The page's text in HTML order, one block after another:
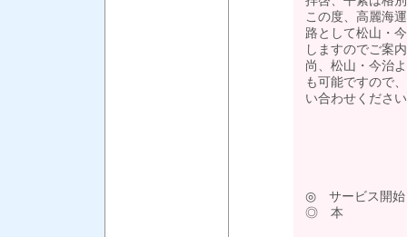
この度、高麗海
路として松山・
しますのでご案
尚、松山・今治
も可能ですので
い合わせくださ
◎ サービス開始
◎ 本 船 ：